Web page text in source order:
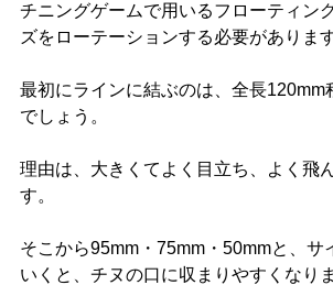
チニングゲームで用いるフローティン
ズをローテーションする必要があります
最初にラインに結ぶのは、全長120mm
でしょう。
理由は、大きくてよく目立ち、よく飛
す。
そこから95mm・75mm・50mmと、サ
いくと、チヌの口に収まりやすくなりま